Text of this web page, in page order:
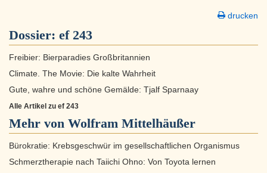
drucken
Dossier: ef 243
Freibier: Bierparadies Großbritannien
Climate. The Movie: Die kalte Wahrheit
Gute, wahre und schöne Gemälde: Tjalf Sparnaay
Alle Artikel zu ef 243
Mehr von Wolfram Mittelhäußer
Bürokratie: Krebsgeschwür im gesellschaftlichen Organismus
Schmerztherapie nach Taiichi Ohno: Von Toyota lernen